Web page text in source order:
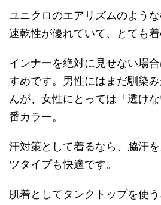
ユニクロのエアリズムのような
速乾性が優れていて、とても着
インナーを絶対に見せない場
すめです。男性にはまだ馴染
んが、女性にとっては「透け
番カラー。
汗対策として着るなら、脇汗
ツタイプも快適です。
肌着としてタンクトップを使う